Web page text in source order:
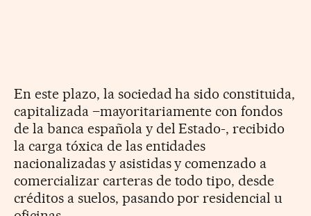
En este plazo, la sociedad ha sido constituida,
capitalizada –mayoritariamente con fondos
de la banca española y del Estado-, recibido
la carga tóxica de las entidades
nacionalizadas y asistidas y comenzado a
comercializar carteras de todo tipo, desde
créditos a suelos, pasando por residencial u